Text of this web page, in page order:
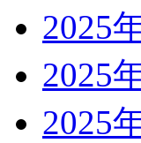
2025
2025
2025